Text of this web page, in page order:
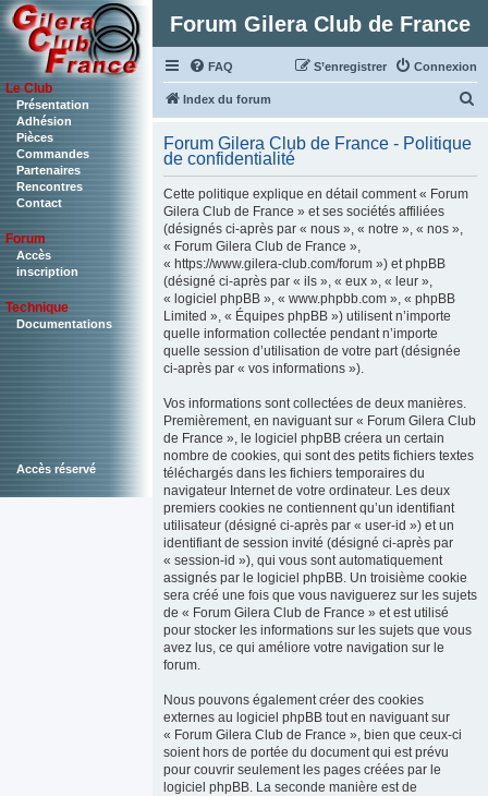
Le Club
Présentation
Adhésion
Pièces
Commandes
Partenaires
Rencontres
Contact
Forum
Accès
inscription
Technique
Documentations
Accès réservé
Forum Gilera Club de France
FAQ Connexion
S’enregistrer
Index du forum
h
Forum Gilera Club de France - Politique
de confidentialité
Cette politique explique en détail comment « Forum
Gilera Club de France » et ses sociétés affiliées
(désignés ci-après par « nous », « notre », « nos »,
« Forum Gilera Club de France »,
« https://www.gilera-club.com/forum ») et phpBB
(désigné ci-après par « ils », « eux », « leur »,
« logiciel phpBB », « www.phpbb.com », « phpBB
Limited », « Équipes phpBB ») utilisent n’importe
quelle information collectée pendant n’importe
quelle session d’utilisation de votre part (désignée
ci-après par « vos informations »).
Vos informations sont collectées de deux manières.
Premièrement, en naviguant sur « Forum Gilera Club
de France », le logiciel phpBB créera un certain
nombre de cookies, qui sont des petits fichiers textes
téléchargés dans les fichiers temporaires du
navigateur Internet de votre ordinateur. Les deux
premiers cookies ne contiennent qu’un identifiant
utilisateur (désigné ci-après par « user-id ») et un
identifiant de session invité (désigné ci-après par
« session-id »), qui vous sont automatiquement
assignés par le logiciel phpBB. Un troisième cookie
sera créé une fois que vous naviguerez sur les sujets
de « Forum Gilera Club de France » et est utilisé
pour stocker les informations sur les sujets que vous
avez lus, ce qui améliore votre navigation sur le
forum.
Nous pouvons également créer des cookies
externes au logiciel phpBB tout en naviguant sur
« Forum Gilera Club de France », bien que ceux-ci
soient hors de portée du document qui est prévu
pour couvrir seulement les pages créées par le
logiciel phpBB. La seconde manière est de